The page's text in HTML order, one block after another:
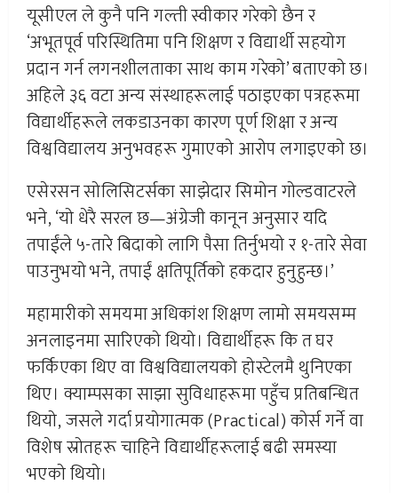
यूसीएल ले कुनै पनि गल्ती स्वीकार गरेको छैन र
‘अभूतपूर्व परिस्थितिमा पनि शिक्षण र विद्यार्थी सहयोग
प्रदान गर्न लगनशीलताका साथ काम गरेको’ बताएको छ।
अहिले ३६ वटा अन्य संस्थाहरूलाई पठाइएका पत्रहरूमा
विद्यार्थीहरूले लकडाउनका कारण पूर्ण शिक्षा र अन्य
विश्वविद्यालय अनुभवहरू गुमाएको आरोप लगाइएको छ।
एसेरसन सोलिसिटर्सका साझेदार सिमोन गोल्डवाटरले
भने, ‘यो धेरै सरल छ—अंग्रेजी कानून अनुसार यदि
तपाईंले ५-तारे बिदाको लागि पैसा तिर्नुभयो र १-तारे सेवा
पाउनुभयो भने, तपाईं क्षतिपूर्तिको हकदार हुनुहुन्छ।’
महामारीको समयमा अधिकांश शिक्षण लामो समयसम्म
अनलाइनमा सारिएको थियो। विद्यार्थीहरू कि त घर
फर्किएका थिए वा विश्वविद्यालयको होस्टेलमै थुनिएका
थिए। क्याम्पसका साझा सुविधाहरूमा पहुँच प्रतिबन्धित
थियो, जसले गर्दा प्रयोगात्मक (Practical) कोर्स गर्ने वा
विशेष स्रोतहरू चाहिने विद्यार्थीहरूलाई बढी समस्या
भएको थियो।